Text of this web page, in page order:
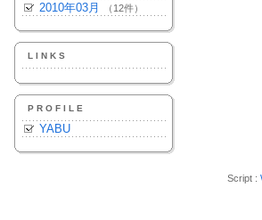
2010年03月 （12件）
LINKS
PROFILE
YABU
Script :